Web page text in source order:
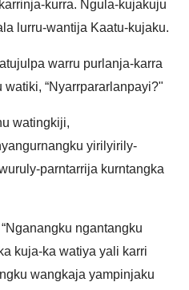
kurra. Ngula-kujakuju
lurru-wantija Kaatu-kujaku.
warru purlanja-karra
“Nyarrpararlanpayi?"
watingkiji,
yirilyirily-
parntarrija kurntangka
ngantangku
kuja-ka watiya yali karri
wangkaja yampinjaku